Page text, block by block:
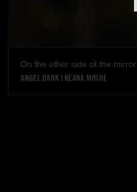
On the other side of the mirror
ANGEL DARK | KEANA MOIRE